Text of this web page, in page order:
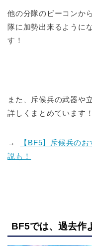
他の分隊のビーコンか
隊に加勢出来るように
す！
また、斥候兵の武器や
詳しくまとめています
→
【BF5】斥候兵の
説も！
BF5では、過去作